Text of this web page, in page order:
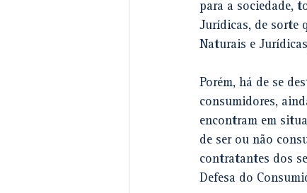
para a sociedade,
Jurídicas, de sorte
Naturais e
Porém, há de se
consumidores,
encontram em
de ser ou não
contratantes dos
Defesa do